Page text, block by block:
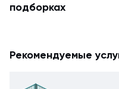
подборках
Рекомендуемые